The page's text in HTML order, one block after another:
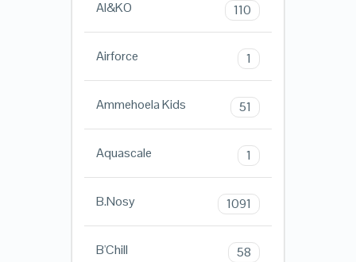
AI&KO 110
Airforce 1
Ammehoela Kids 51
Aquascale 1
B.Nosy 1091
B'Chill 58